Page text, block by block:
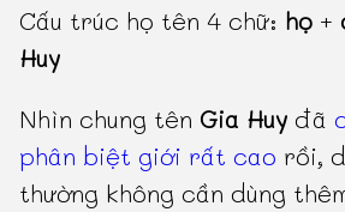
Cấu trúc họ tên 4 chữ: họ +
Huy
Nhìn chung tên Gia Huy đã
phân biệt giới rất cao rồi,
thường không cần dùng